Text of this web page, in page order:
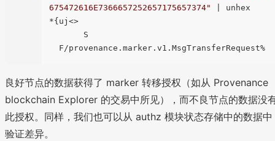
675472616E7366657252657175657374"
| unhex
*{uj<>
良好节点的数据获得了 marker 转移授权（如从 Provenance
blockchain Explorer 的交易中所见），而不良节点的数据没
此授权。同样，我们也可以从 authz 模块状态存储中的数据中
验证差异。